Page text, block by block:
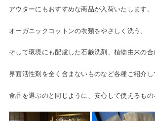
アウターにもおすすめな商品が入荷いたします。
オーガニックコットンの衣類をやさしく洗う、
そして環境にも配慮した石鹸洗剤、植物由来の合
界面活性剤を全く含まないものなど各種ご紹介し
食品を選ぶのと同じように、安心して使えるもの